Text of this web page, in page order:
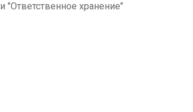
"Ответственное хранение"